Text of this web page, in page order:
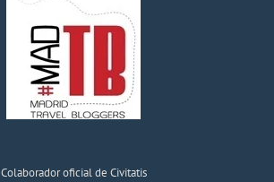
Colaborador oficial de Civitatis